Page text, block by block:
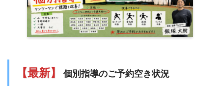
【最新】 個別指導のご予約空き状況